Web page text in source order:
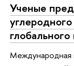
Ученые
Международная